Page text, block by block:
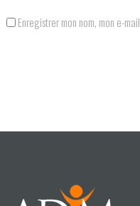
Enregistrer mon nom, mon e-